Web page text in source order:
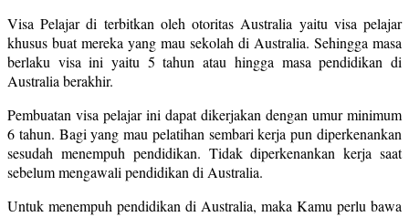
Visa Pelajar di terbitkan oleh otoritas Australia yaitu visa pelajar
khusus buat mereka yang mau sekolah di Australia. Sehingga masa
berlaku visa ini yaitu 5 tahun atau hingga masa pendidikan di
Australia berakhir.
Pembuatan visa pelajar ini dapat dikerjakan dengan umur minimum
6 tahun. Bagi yang mau pelatihan sembari kerja pun diperkenankan
sesudah menempuh pendidikan. Tidak diperkenankan kerja saat
sebelum mengawali pendidikan di Australia.
Untuk menempuh pendidikan di Australia, maka Kamu perlu bawa